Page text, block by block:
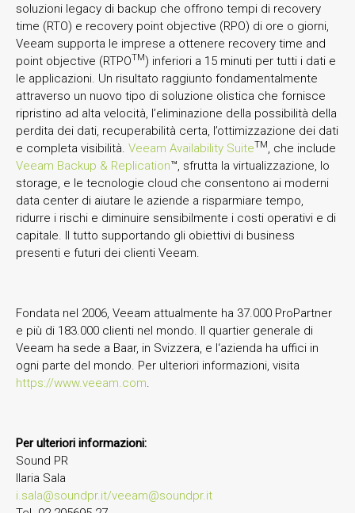
soluzioni legacy di backup che offrono tempi di recovery
time (RTO) e recovery point objective (RPO) di ore o giorni,
Veeam supporta le imprese a ottenere recovery time and
point objective (RTPOTM) inferiori a 15 minuti per tutti i dati e
le applicazioni. Un risultato raggiunto fondamentalmente
attraverso un nuovo tipo di soluzione olistica che fornisce
ripristino ad alta velocità, l’eliminazione della possibilità della
perdita dei dati, recuperabilità certa, l’ottimizzazione dei dati
e completa visibilità. Veeam Availability SuiteTM, che include
Veeam Backup & Replication™, sfrutta la virtualizzazione, lo
storage, e le tecnologie cloud che consentono ai moderni
data center di aiutare le aziende a risparmiare tempo,
ridurre i rischi e diminuire sensibilmente i costi operativi e di
capitale. Il tutto supportando gli obiettivi di business
presenti e futuri dei clienti Veeam.
Fondata nel 2006, Veeam attualmente ha 37.000 ProPartner
e più di 183.000 clienti nel mondo. Il quartier generale di
Veeam ha sede a Baar, in Svizzera, e l‘azienda ha uffici in
ogni parte del mondo. Per ulteriori informazioni, visita
https://www.veeam.com.
Per ulteriori informazioni:
Sound PR
Ilaria Sala
i.sala@soundpr.it/veeam@soundpr.it